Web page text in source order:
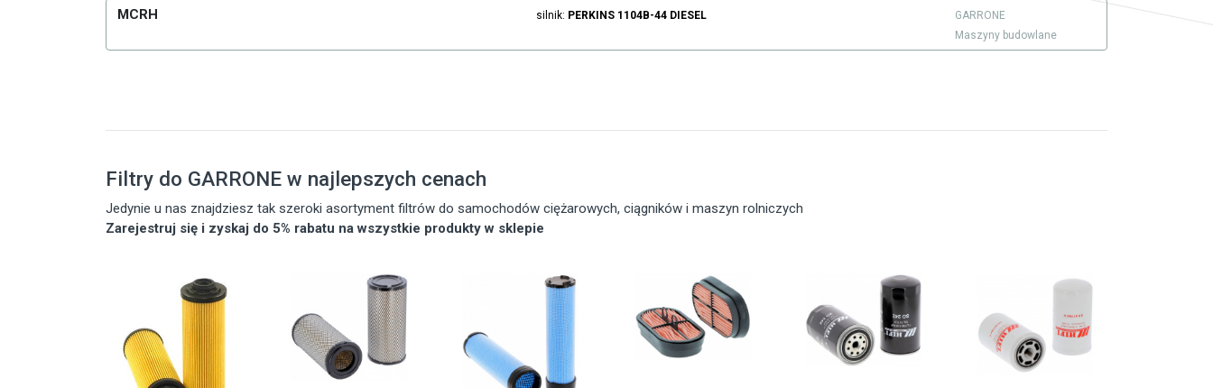
MCRH silnik: PERKINS 1104B-44 DIESEL
GARRONE
Maszyny budowlane
Filtry do GARRONE w najlepszych cenach
Jedynie u nas znajdziesz tak szeroki asortyment filtrów do samochodów ciężarowych, ciągników i maszyn rolniczych
Zarejestruj się i zyskaj do 5% rabatu na wszystkie produkty w sklepie